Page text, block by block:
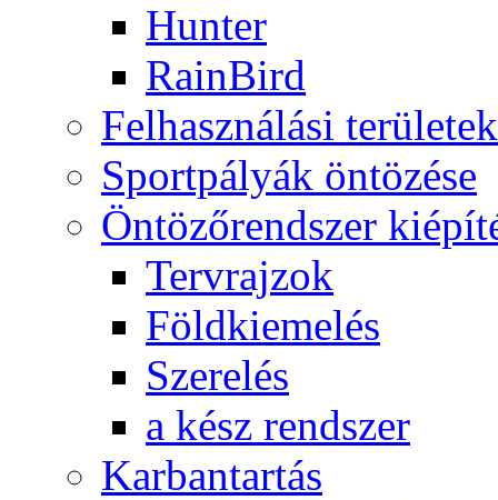
Hunter
RainBird
Felhasználási területek
Sportpályák öntözése
Öntözőrendszer
Tervrajzok
Földkiemelés
Szerelés
a kész rendszer
Karbantartás